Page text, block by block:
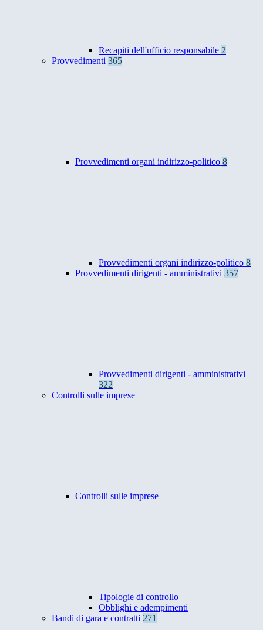
Recapiti dell'ufficio responsabile 2
Provvedimenti 365
Provvedimenti organi indirizzo-politico 8
Provvedimenti organi indirizzo-politico 8
Provvedimenti dirigenti - amministrativi 357
Provvedimenti dirigenti - amministrativi
322
Controlli sulle imprese
Controlli sulle imprese
Tipologie di controllo
Obblighi e adempimenti
Bandi di gara e contratti 271